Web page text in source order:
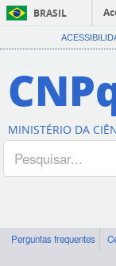
BRASIL
MINISTÉRIO DA
Perguntas frequentes